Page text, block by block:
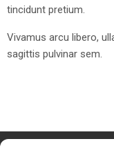
tincidunt pretium.
Vivamus arcu libero,
sagittis pulvinar sem.